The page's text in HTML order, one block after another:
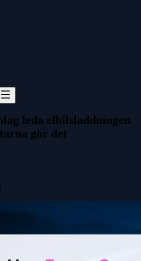
leda elbilsladdningen
gör det